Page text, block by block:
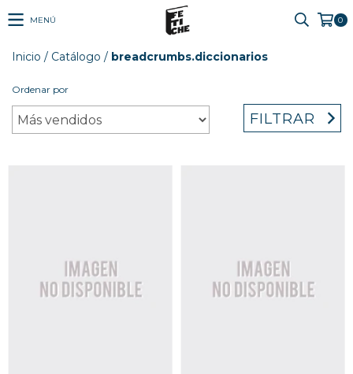
MENÚ 0
Inicio / Catálogo / breadcrumbs.diccionarios
Ordenar por
FILTRAR